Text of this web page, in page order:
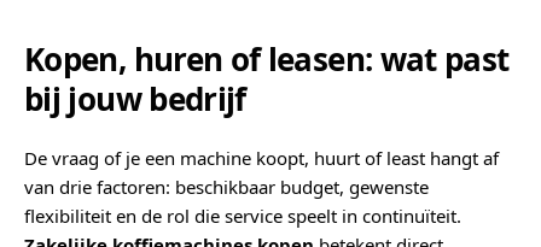
Kopen, huren of leasen: wat past
bij jouw bedrijf
De vraag of je een machine koopt, huurt of least hangt af
van drie factoren: beschikbaar budget, gewenste
flexibiliteit en de rol die service speelt in continuïteit.